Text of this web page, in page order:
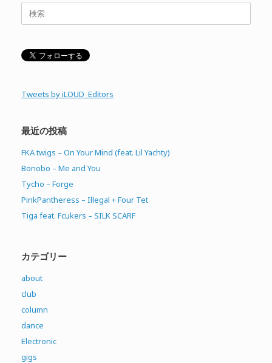
検
Tweets by iLOUD_Editors
最近の投稿
FKA twigs – On Your Mind (feat. Lil Yachty)
Bonobo – Me and You
Tycho – Forge
PinkPantheress – Illegal + Four Tet
Tiga feat. Fcukers – SILK SCARF
カテゴリー
about
club
column
dance
Electronic
gigs